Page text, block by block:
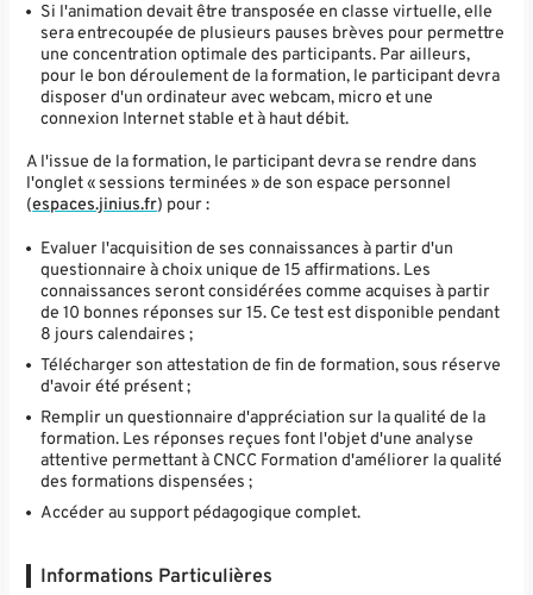
Si l'animation devait être transposée en classe virtuelle, elle
sera entrecoupée de plusieurs pauses brèves pour permettre
une concentration optimale des participants. Par ailleurs,
pour le bon déroulement de la formation, le participant devra
disposer d'un ordinateur avec webcam, micro et une
connexion Internet stable et à haut débit.
A l'issue de la formation, le participant devra se rendre dans
l'onglet « sessions terminées » de son espace personnel
(espaces.jinius.fr) pour :
Evaluer l'acquisition de ses connaissances à partir d'un
questionnaire à choix unique de 15 affirmations. Les
connaissances seront considérées comme acquises à partir
de 10 bonnes réponses sur 15. Ce test est disponible pendant
8 jours calendaires ;
Télécharger son attestation de fin de formation, sous réserve
d'avoir été présent ;
Remplir un questionnaire d'appréciation sur la qualité de la
formation. Les réponses reçues font l'objet d'une analyse
attentive permettant à CNCC Formation d'améliorer la qualité
des formations dispensées ;
Accéder au support pédagogique complet.
Informations Particulières